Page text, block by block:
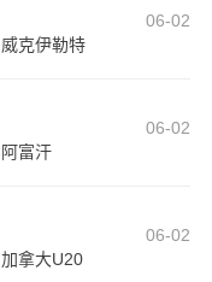
06-02
威克伊勒特
06-02
阿富汗
06-02
加拿大U20